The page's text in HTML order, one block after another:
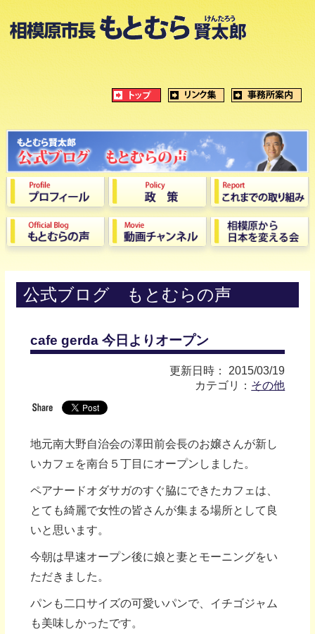
公式ブログ もとむらの声
cafe gerda 今日よりオープン
更新日時： 2015/03/19
カテゴリ： その他
地元南大野自治会の澤田前会長のお嬢さんが新し
いカフェを南台５丁目にオープンしました。
ペアナードオダサガのすぐ脇にできたカフェは、
とても綺麗で女性の皆さんが集まる場所として良
いと思います。
今朝は早速オープン後に娘と妻とモーニングをい
ただきました。
パンも二口サイズの可愛いパンで、イチゴジャム
も美味しかったです。